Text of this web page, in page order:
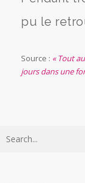
pu le
Source : « Tout
jours dans une